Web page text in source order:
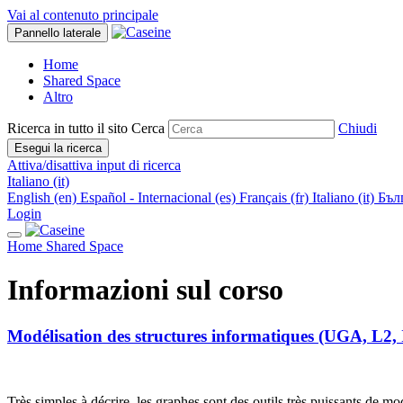
Vai al contenuto principale
Pannello laterale
Home
Shared Space
Altro
Ricerca in tutto il sito Cerca Chiudi
Esegui la ricerca
Attiva/disattiva input di ricerca
Italiano ‎(it)‎
English ‎(en)‎ Español - Internacional ‎(es)‎ Français ‎(fr)‎ Italiano ‎(it)‎
Login
Home Shared Space
Informazioni sul corso
Modélisation des structures informatiques (UGA, L2,